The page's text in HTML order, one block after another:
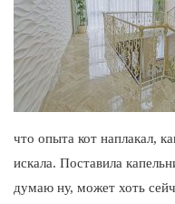
что опыта кот наплакал,
искала. Поставила
думаю ну, может хоть